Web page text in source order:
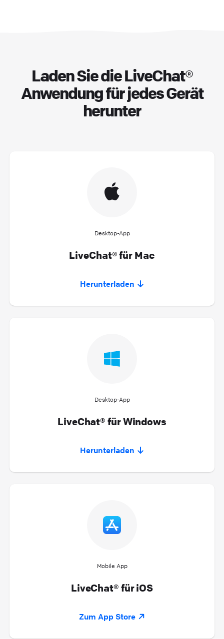
Laden Sie die LiveChat®
Anwendung für jedes Gerät
herunter
Desktop-App
LiveChat® für Mac
Herunterladen
Desktop-App
LiveChat® für Windows
Herunterladen
Mobile App
LiveChat® für iOS
Zum App Store